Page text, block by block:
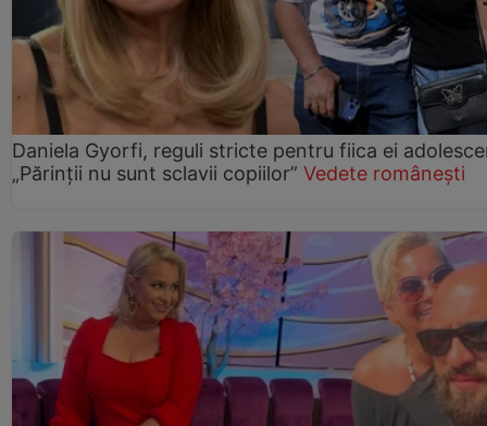
Daniela Gyorfi, reguli stricte pentru fiica ei
„Părinții nu sunt sclavii copiilor” Vedete românești